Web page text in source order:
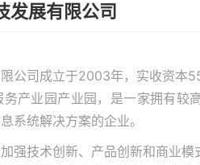
发展有限公司
公司成立于2003年，实收资本
产业园产业园，是一家拥有较
系统解决方案的企业。
强技术创新、产品创新和商业